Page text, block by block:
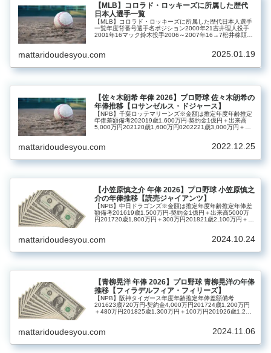
【MLB】コロラド・ロッキーズに所属した歴代
日本人選手一覧
【MLB】コロラド・ロッキーズに所属した歴代日本人選手
一覧年度背番号選手名ポジション2000年21吉井理人投手
2001年16マック鈴木投手2006～2007年16→7松井稼頭央
mattaridoudesyou.com 2025.01.19
【佐々木朗希 年俸 2026】プロ野球 佐々木朗希の
年俸推移【ロサンゼルス・ドジャース】
【NPB】千葉ロッテマリーンズ※金額は推定年度年齢推定
年俸差額備考202019歳1,600万円‐契約金1億円＋出来高
5,000万円202120歳1,600万円0202221歳3,000万円＋
mattaridoudesyou.com 2022.12.25
【小笠原慎之介 年俸 2026】プロ野球 小笠原慎之
介の年俸推移【読売ジャイアンツ】
【NPB】中日ドラゴンズ※金額は推定年度年齢推定年俸差
額備考201619歳1,500万円-契約金1億円＋出来高5000万
円201720歳1,800万円＋300万円201821歳2,100万円＋
mattaridoudesyou.com 2024.10.24
【青柳晃洋 年俸 2026】プロ野球 青柳晃洋の年俸
推移【フィラデルフィア・フィリーズ】
【NPB】阪神タイガース年度年齢推定年俸差額備考
201623歳720万円‐契約金4,000万円201724歳1,200万円
＋480万円201825歳1,300万円＋100万円201926歳1,200
mattaridoudesyou.com 2024.11.06